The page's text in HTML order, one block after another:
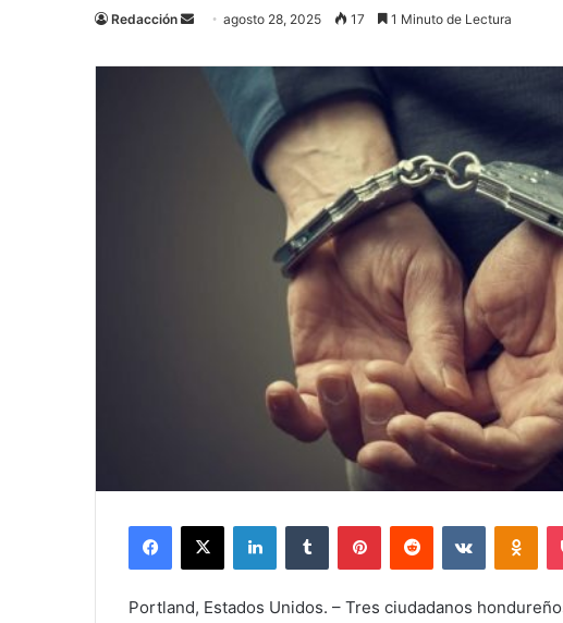
Redacción
Send
email
agosto 28, 2025 17 1 Minuto de Lectura
Facebook
X LinkedInTumblr PinterestReddit VKontakte
Portland, Estados Unidos. – Tres ciudadanos